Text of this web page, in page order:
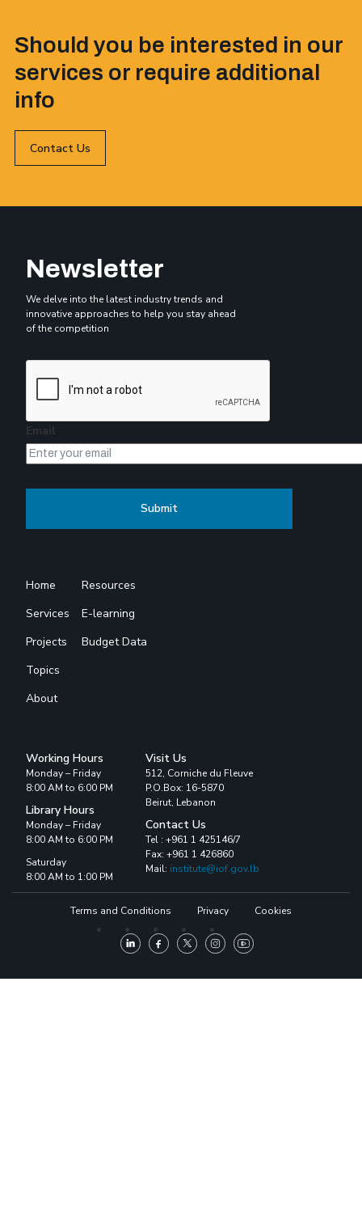
Should you be interested in our
services or require additional
info
Contact Us
Newsletter
We delve into the latest industry trends and
innovative approaches to help you stay ahead
of the competition
Email
Home
Services
Projects
Topics
About
Resources
E-learning
Budget Data
Working Hours
Monday – Friday
8:00 AM to 6:00 PM
Library Hours
Monday – Friday
8:00 AM to 6:00 PM
Saturday
8:00 AM to 1:00 PM
Visit Us
512, Corniche du Fleuve
P.O.Box: 16-5870
Beirut, Lebanon
Contact Us
Tel : +961 1 425146/7
Fax: +961 1 426860
Mail: institute@iof.gov.lb
Terms and Conditions Privacy Cookies